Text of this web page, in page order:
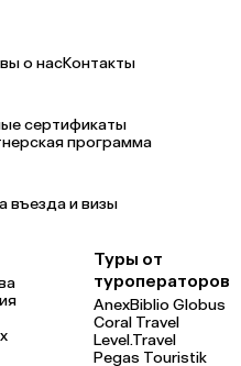
о насКонтакты
сертификаты
программа
въезда и визы
Туры от
туроператоров
AnexBiblio Globus
Coral Travel
Level.Travel
Pegas Touristik